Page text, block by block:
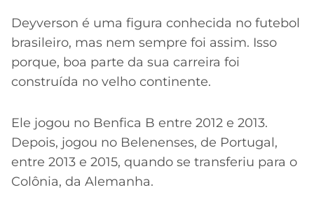
Deyverson é uma figura conhecida no futebol
brasileiro, mas nem sempre foi assim. Isso
porque, boa parte da sua carreira foi
construída no velho continente.
Ele jogou no Benfica B entre 2012 e 2013.
Depois, jogou no Belenenses, de Portugal,
entre 2013 e 2015, quando se transferiu para o
Colônia, da Alemanha.